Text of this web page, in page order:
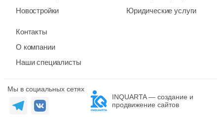
Новостройки
Юридические услуги
Контакты
О компании
Наши специалисты
Мы в социальных сетях
INQUARTA — создание и
продвижение сайтов